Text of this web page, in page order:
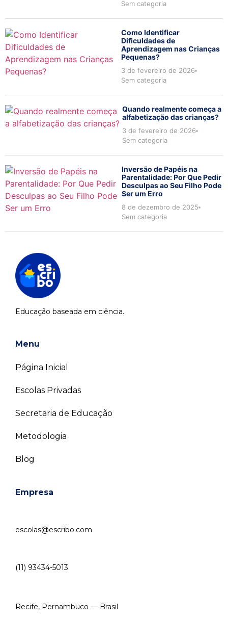
Sem categoria
Como Identificar
Dificuldades de
Aprendizagem nas Crianças
Pequenas?
3 de fevereiro de 2026
Sem categoria
Quando realmente começa a
alfabetização das crianças?
3 de fevereiro de 2026
Sem categoria
Inversão de Papéis na
Parentalidade: Por Que Pedir
Desculpas ao Seu Filho Pode
Ser um Erro
8 de dezembro de 2025
Sem categoria
Educação baseada em ciência.
Menu
Página Inicial
Escolas Privadas
Secretaria de Educação
Metodologia
Blog
Empresa
escolas@escribo.com
(11) 93434-5013
Recife, Pernambuco — Brasil